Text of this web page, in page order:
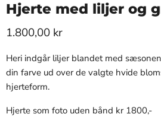
Hjerte med liljer og
1.800,00 kr
Heri indgår liljer blandet med
din farve ud over de valgte hvide
hjerteform.
Hjerte som foto uden bånd kr 1800,-